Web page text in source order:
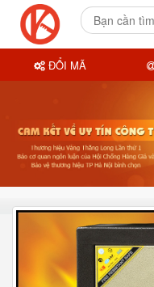
ĐỔI MÃ